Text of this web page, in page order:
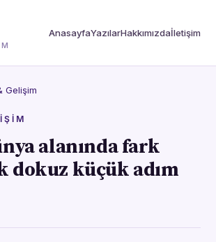
AnasayfaYazılarHakkımızdaİletişim
Gelişim
alanında fark
dokuz küçük adım